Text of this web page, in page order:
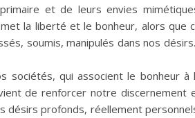
et de leurs envies
la liberté et le bonheur, alors que
soumis, manipulés dans nos
sociétés, qui associent le bonheur à
de renforcer notre discernement
désirs profonds, réellement